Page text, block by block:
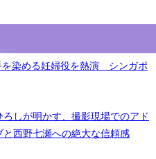
を染める妊婦役を熱演 シンガポ
ろしが明かす、撮影現場でのアド
と西野七瀬への絶大な信頼感